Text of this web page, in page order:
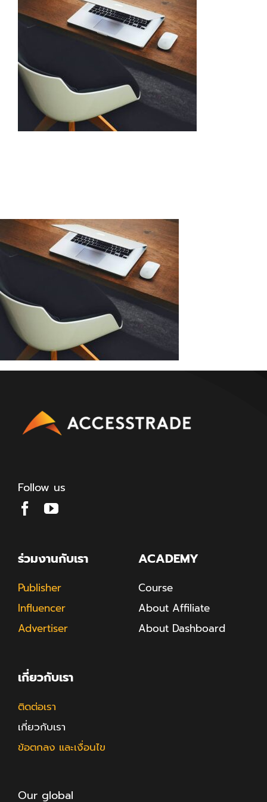
Follow us
ร่วมงานกับเรา
Publisher
Influencer
Advertiser
ACADEMY
Course
About Affiliate
About Dashboard
เกี่ยวกับเรา
ติดต่อเรา
เกี่ยวกับเรา
ข้อตกลง และเงื่อนไข
Our global